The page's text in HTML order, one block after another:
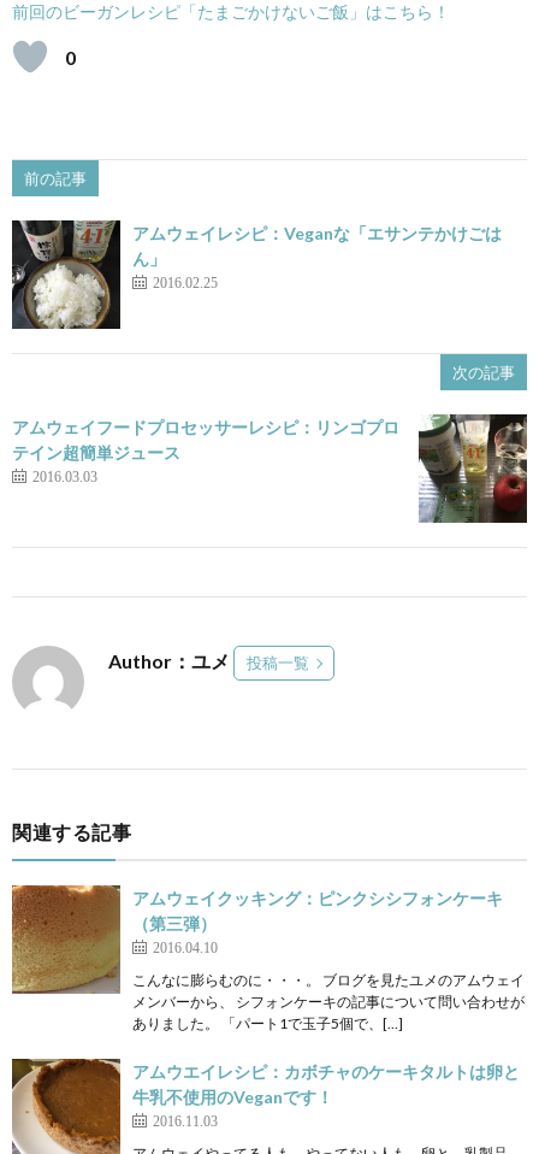
前回のビーガンレシピ「たまごかけないご飯」はこちら！
0
前の記事
アムウェイレシピ：Veganな「エサンテかけごは
ん」
2016.02.25
次の記事
アムウェイフードプロセッサーレシピ：リンゴプロ
テイン超簡単ジュース
2016.03.03
Author：ユメ 投稿一覧
関連する記事
アムウェイクッキング：ピンクシシフォンケーキ
（第三弾）
2016.04.10
こんなに膨らむのに・・・。 ブログを見たユメのアムウェイ
メンバーから、 シフォンケーキの記事について問い合わせが
ありました。 「パート1で玉子5個で、[…]
アムウエイレシピ：カボチャのケーキタルトは卵と
牛乳不使用のVeganです！
2016.11.03